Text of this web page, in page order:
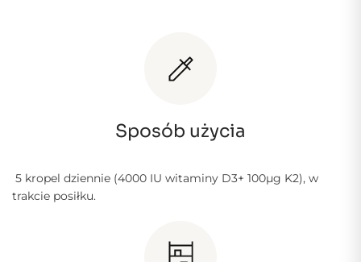
Sposób użycia
5 kropel dziennie (4000 IU witaminy D3+ 100µg K2), w
trakcie posiłku.